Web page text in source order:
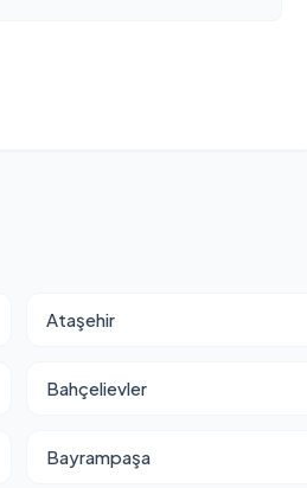
Ataşehir
Bahçelievler
Bayrampaşa